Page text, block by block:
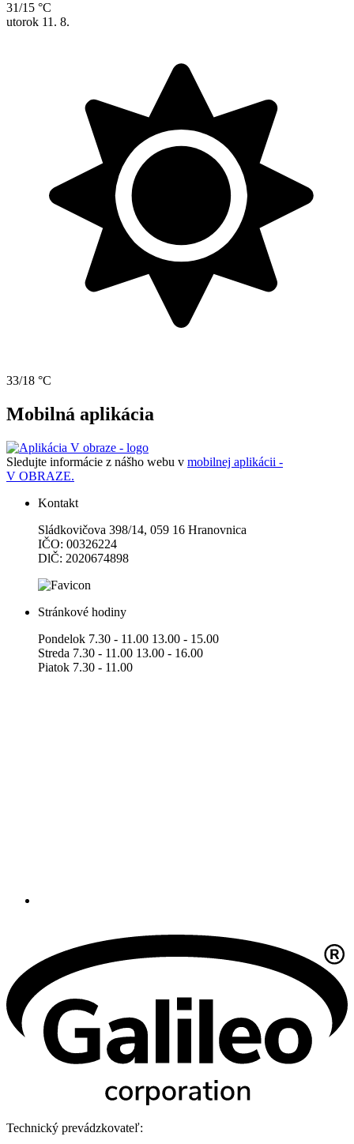
31/15 °C
utorok 11. 8.
33/18 °C
Mobilná aplikácia
Sledujte informácie z nášho webu v mobilnej aplikácii -
V OBRAZE.
Kontakt
Sládkovičova 398/14, 059 16 Hranovnica
IČO: 00326224
DlČ: 2020674898
Stránkové hodiny
Pondelok 7.30 - 11.00 13.00 - 15.00
Streda 7.30 - 11.00 13.00 - 16.00
Piatok 7.30 - 11.00
Technický prevádzkovateľ: